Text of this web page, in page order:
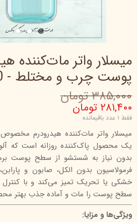
میسلار واتر مات‌کننده
پوست چرب و مختلط - 250 میلی لیتر
۳۸۵,۰۰۰ تومان
۲۸۱,۴۰۰ تومان
فقط ۱ عدد باقیمانده
میسلار واتر مات‌کننده هیدرودرم
یک محصول پاک‌کننده روزانه است که
بدون نیاز به شستشو از سطح پوست
فرمولاسیون بدون الکل، صابون و
خشکی یا تحریک تمیز می‌کند و با
سطح پوست را مات و آماده جذب بهتر
ویژگی‌ها و مزایا: